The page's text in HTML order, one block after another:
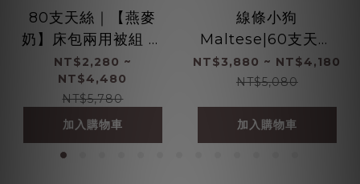
80支天絲｜【燕麥
奶】床包兩用被組 ｜
100%萊賽爾纖維
NT$2,280 ~
NT$4,480
NT$5,780
加入購物車
線條小狗
Maltese|60支天絲
【海島假期】床包兩
用被組 ｜100%萊賽
爾纖維
NT$3,880 ~ NT$4,180
NT$5,080
加入購物車